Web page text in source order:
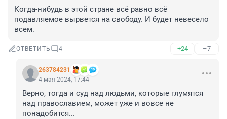
Когда-нибудь в этой стране всё равно всё
подавляемое вырвется на свободу. И будет невесело
всем.
ОТВЕТИТЬ 4 +24 –7
263784231
4 мая 2024, 17:44
Верно, тогда и суд над людьми, которые глумятся
над православием, может уже и вовсе не
понадобится...